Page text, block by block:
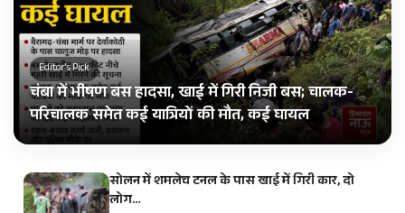
Editor's Pick
चंबा में भीषण बस हादसा, खाई में गिरी निजी बस; चालक-
परिचालक समेत कई यात्रियों की मौत, कई घायल
सोलन में शमलेच टनल के पास खाई में गिरी कार, दो
लोग…